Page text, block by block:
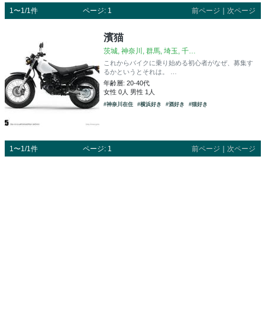
1〜1/1件 ページ: 1 前ページ 次ページ
濱猫
茨城, 神奈川, 群馬, 埼玉, 千…
これからバイクに乗り始める初心者がなぜ、募集す
るかというとそれは。 …
年齢層: 20-40代
女性 0人 男性 1人
#神奈川在住 #横浜好き #酒好き #猫好き
1〜1/1件 ページ: 1 前ページ ｜ 次ページ